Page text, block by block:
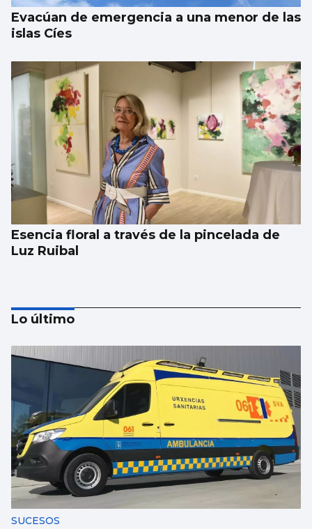
Evacúan de emergencia a una menor de las
islas Cíes
Esencia floral a través de la pincelada de
Luz Ruibal
Xanma Louro, de The Rapants: “Sempre foi
complicado dicir que tocamos. Somos un
guiso, abertos a todo”
Lo último
SUCESOS